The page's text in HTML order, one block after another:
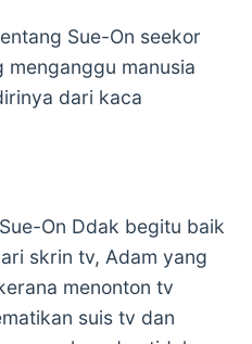
Sue-On seekor
menganggu manusia
dari kaca
On Ddak begitu baik
skrin tv, Adam yang
menonton tv
suis tv dan